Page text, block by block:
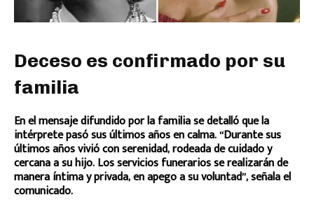
Deceso es confirmado por su
familia
En el mensaje difundido por la familia se detalló que la
intérprete pasó sus últimos años en calma. “Durante sus
últimos años vivió con serenidad, rodeada de cuidado y
cercana a su hijo. Los servicios funerarios se realizarán de
manera íntima y privada, en apego a su voluntad”, señala el
comunicado.